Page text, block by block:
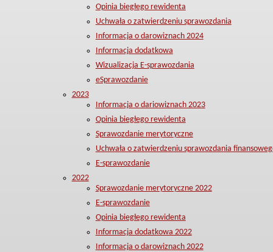
Opinia biegłego rewidenta
Uchwała o zatwierdzeniu sprawozdania
Informacja o darowiznach 2024
Informacja dodatkowa
Wizualizacja E-sprawozdania
eSprawozdanie
2023
Informacja o dariowiznach 2023
Opinia biegłego rewidenta
Sprawozdanie merytoryczne
Uchwała o zatwierdzeniu sprawozdania
E-sprawozdanie
2022
Sprawozdanie merytoryczne 2022
E-sprawozdanie
Opinia biegłego rewidenta
Informacja dodatkowa 2022
Informacja o darowiznach 2022